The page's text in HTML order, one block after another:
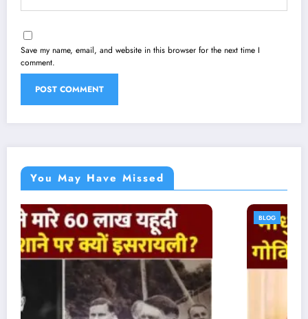
Save my name, email, and website in this browser for the next time I
comment.
You May Have Missed
BLOG